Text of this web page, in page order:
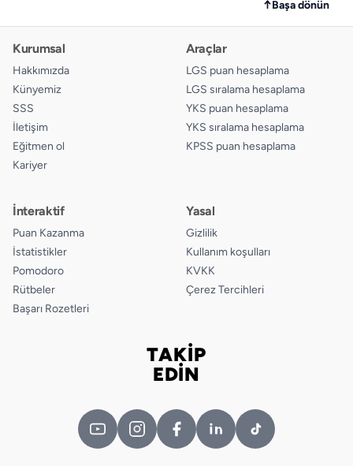
↑Başa dönün
Kurumsal
Hakkımızda
Künyemiz
SSS
İletişim
Eğitmen ol
Kariyer
Araçlar
LGS puan hesaplama
LGS sıralama hesaplama
YKS puan hesaplama
YKS sıralama hesaplama
KPSS puan hesaplama
İnteraktif
Puan Kazanma
İstatistikler
Pomodoro
Rütbeler
Başarı Rozetleri
Yasal
Gizlilik
Kullanım koşulları
KVKK
Çerez Tercihleri
TAKİP
EDİN